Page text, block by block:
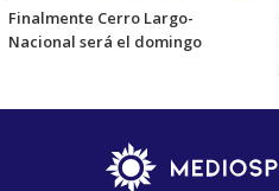
Finalmente Cerro Largo-
Nacional será el domingo